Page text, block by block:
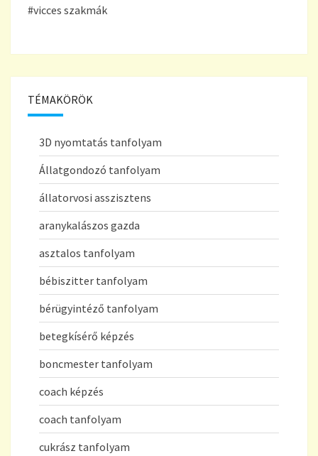
#vicces szakmák
TÉMAKÖRÖK
3D nyomtatás tanfolyam
Állatgondozó tanfolyam
állatorvosi asszisztens
aranykalászos gazda
asztalos tanfolyam
bébiszitter tanfolyam
bérügyintéző tanfolyam
betegkísérő képzés
boncmester tanfolyam
coach képzés
coach tanfolyam
cukrász tanfolyam